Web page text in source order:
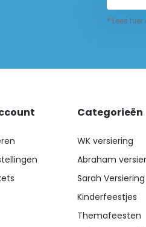
* Lees
Categorieën
WK versiering
Abraham
Sarah Versiering
Kinderfeestjes
Themafeesten